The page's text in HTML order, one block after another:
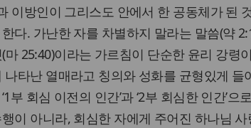
이방인이 그리스도 안에서 한 공동체가 된
다. 가난한 자를 차별하지 말라는 말씀(약
25:40)이라는 가르침이 단순한 윤리 강령
타난 열매라고 칭의와 성화를 균형있게 들
회심 이전의 인간’과 ‘2부 회심한 인간’으
이 아니라, 회심한 자에게 주어진 하나님 사